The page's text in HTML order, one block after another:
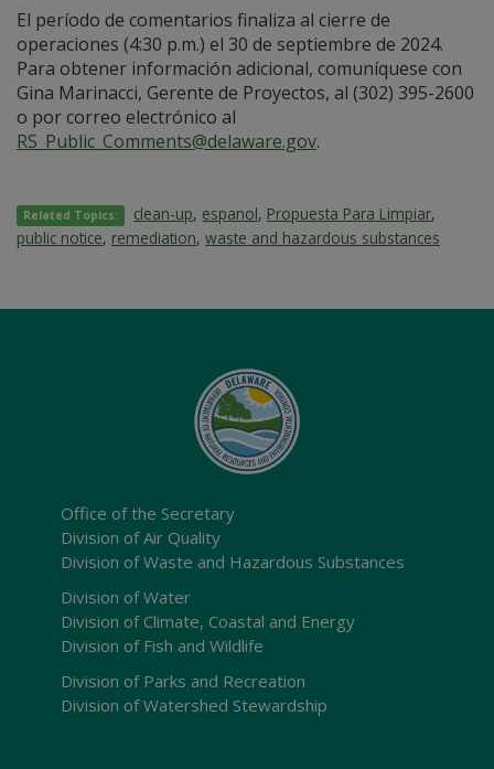
El período de comentarios finaliza al cierre de
operaciones (4:30 p.m.) el 30 de septiembre de 2024.
Para obtener información adicional, comuníquese con
Gina Marinacci, Gerente de Proyectos, al (302) 395-2600
o por correo electrónico al
RS_Public_Comments@delaware.gov.
Related Topics: clean-up, espanol, Propuesta Para Limpiar,
public notice, remediation, waste and hazardous substances
Office of the Secretary
Division of Air Quality
Division of Waste and Hazardous Substances
Division of Water
Division of Climate, Coastal and Energy
Division of Fish and Wildlife
Division of Parks and Recreation
Division of Watershed Stewardship